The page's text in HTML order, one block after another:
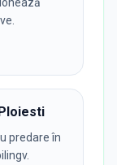
predare în